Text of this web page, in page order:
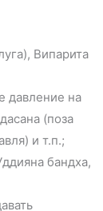
Випарита
давление на
(поза
и т.п.;
бандха,